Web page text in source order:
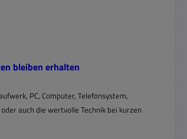
bleiben erhalten
PC, Computer, Telefonsystem,
auch die wertvolle Technik bei kurzen